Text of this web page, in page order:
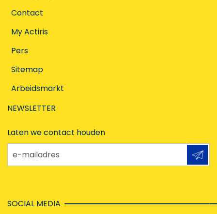
Contact
My Actiris
Pers
Sitemap
Arbeidsmarkt
NEWSLETTER
Laten we contact houden
e-mailadres
SOCIAL MEDIA